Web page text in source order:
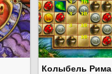
Колыбель